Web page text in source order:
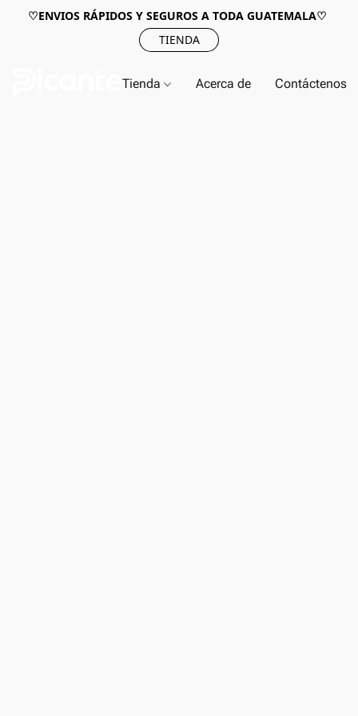
♡ENVIOS RÁPIDOS Y SEGUROS A TODA GUATEMALA♡
TIENDA
Tienda Acerca de Contáctenos